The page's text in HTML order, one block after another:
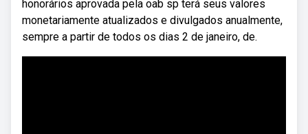
honorários aprovada pela oab sp terá seus valores
monetariamente atualizados e divulgados anualmente,
sempre a partir de todos os dias 2 de janeiro, de.